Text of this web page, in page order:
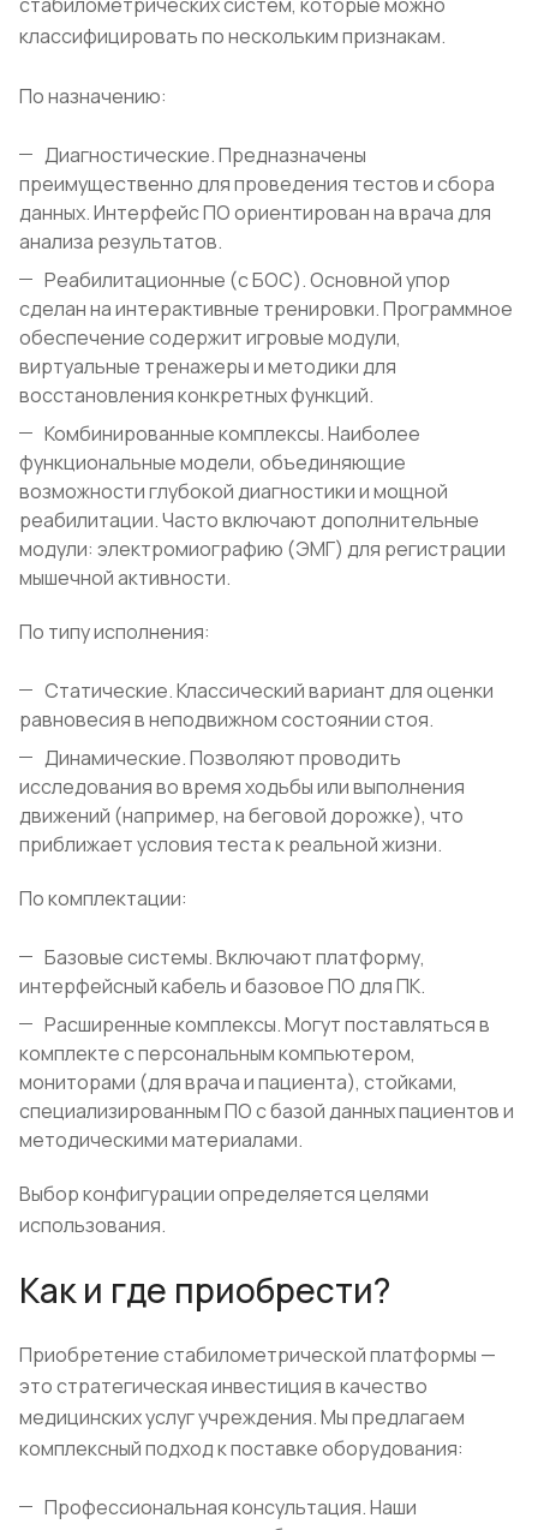
классифицировать по нескольким признакам.
По назначению:
Диагностические. Предназначены
преимущественно для проведения тестов и сбора
данных. Интерфейс ПО ориентирован на врача для
анализа результатов.
Реабилитационные (с БОС). Основной упор
сделан на интерактивные тренировки. Программное
обеспечение содержит игровые модули,
виртуальные тренажеры и методики для
восстановления конкретных функций.
Комбинированные комплексы. Наиболее
функциональные модели, объединяющие
возможности глубокой диагностики и мощной
реабилитации. Часто включают дополнительные
модули: электромиографию (ЭМГ) для регистрации
мышечной активности.
По типу исполнения:
Статические. Классический вариант для оценки
равновесия в неподвижном состоянии стоя.
Динамические. Позволяют проводить
исследования во время ходьбы или выполнения
движений (например, на беговой дорожке), что
приближает условия теста к реальной жизни.
По комплектации:
Базовые системы. Включают платформу,
интерфейсный кабель и базовое ПО для ПК.
Расширенные комплексы. Могут поставляться в
комплекте с персональным компьютером,
мониторами (для врача и пациента), стойками,
специализированным ПО с базой данных пациентов и
методическими материалами.
Выбор конфигурации определяется целями
использования.
Как и где приобрести?
Приобретение стабилометрической платформы —
это стратегическая инвестиция в качество
медицинских услуг учреждения. Мы предлагаем
комплексный подход к поставке оборудования:
Профессиональная консультация. Наши